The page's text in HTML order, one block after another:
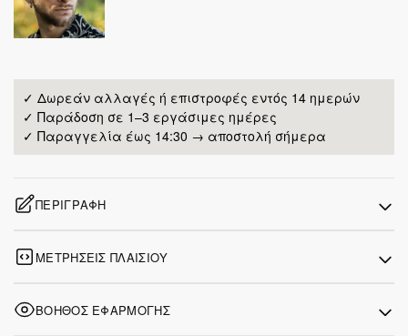
✓ Δωρεάν αλλαγές ή επιστροφές εντός 14 ημερών
✓ Παράδοση σε 1–3 εργάσιμες ημέρες
✓ Παραγγελία έως 14:30 → αποστολή σήμερα
ΠΕΡΙΓΡΑΦΉ
ΜΕΤΡΉΣΕΙΣ ΠΛΑΙΣΊΟΥ
ΒΟΗΘΌΣ ΕΦΑΡΜΟΓΉΣ